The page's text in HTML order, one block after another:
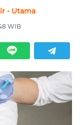
- Utama
WIB